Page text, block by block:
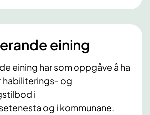
eining
eining har som oppgåve å ha
habiliterings- og
i
og i kommunane.